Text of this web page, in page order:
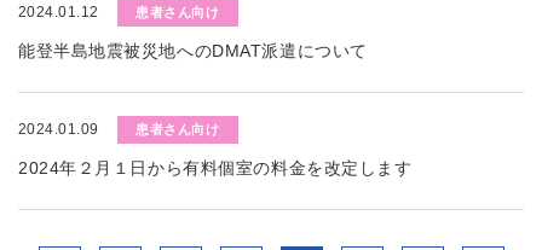
2024.01.12 患者さん向け
能登半島地震被災地へのDMAT派遣について
2024.01.09 患者さん向け
2024年２月１日から有料個室の料金を改定します